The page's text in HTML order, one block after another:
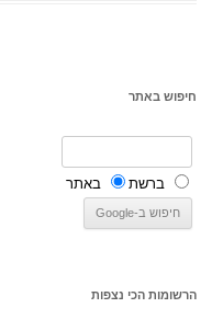
חיפוש באתר
ברשת באתר
הרשומות הכי נצפות